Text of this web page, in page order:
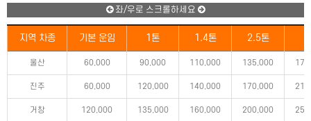
좌/우로 스크롤하세요
지역 차종 기본 운임 1톤 1.4톤 2.5톤
울산 60,000 90,000 110,000 135,000
진주 60,000 120,000 140,000 170,000
거창 120,000 135,000 160,000 200,000